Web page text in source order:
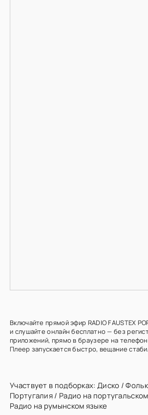
Включайте прямой эфир RADIO FAUSTEX
и слушайте онлайн бесплатно — без
приложений, прямо в браузере на
Плеер запускается быстро, вещание
Участвует в подборках: Диско /
Португалия/ Радио на
Радио на румынском языке